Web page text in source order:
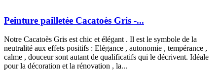
Peinture pailletée Cacatoès Gris -...
Notre Cacatoès Gris est chic et élégant . Il est le symbole de la
neutralité aux effets positifs : Elégance , autonomie , tempérance ,
calme , douceur sont autant de qualificatifs qui le décrivent. Idéale
pour la décoration et la rénovation , la...